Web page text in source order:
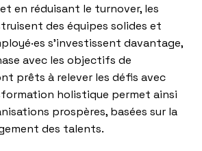
en réduisant le turnover, les
des équipes solides et
s’investissent davantage,
avec les objectifs de
prêts à relever les défis avec
holistique permet ainsi
prospères, basées sur la
des talents.